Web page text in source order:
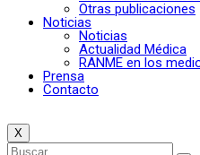
Otras publicaciones
Noticias
Noticias
Actualidad Médica
RANME en los
Prensa
Contacto
X